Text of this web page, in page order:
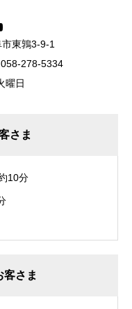
東鶉3-9-1
278-5334
曜日
さま
10分
客さま